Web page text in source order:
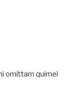
omittam quimei